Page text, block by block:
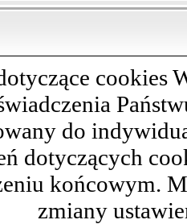
cookies
do
dotyczących
końcowym.
zmiany